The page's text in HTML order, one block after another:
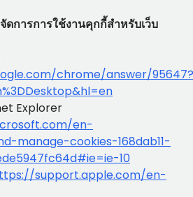
การการใช้งานคุกกี้สำหรับเว็บ
chrome/answer/95647?
Explorer
en-
manage-cookies-168dab11-
10
support.apple.com/en-